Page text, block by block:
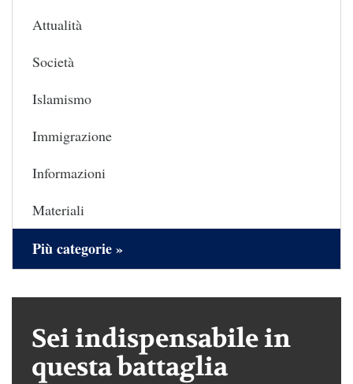
Attualità
Società
Islamismo
Immigrazione
Informazioni
Materiali
Più categorie »
Sei indispensabile in
questa battaglia